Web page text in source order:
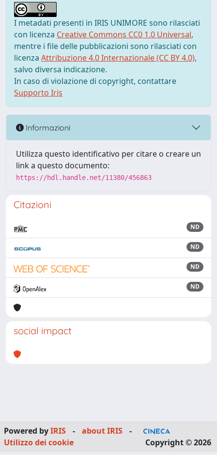
I metadati presenti in IRIS UNIMORE sono rilasciati
con licenza Creative Commons CC0 1.0 Universal,
mentre i file delle pubblicazioni sono rilasciati con
licenza Attribuzione 4.0 Internazionale (CC BY 4.0),
salvo diversa indicazione.
In caso di violazione di copyright, contattare
Supporto Iris
Informazioni
Utilizza questo identificativo per citare o creare un
link a questo documento:
https://hdl.handle.net/11380/456863
Citazioni
ND
ND
ND
ND
social impact
Powered byIRIS - about IRIS
-
Utilizzo dei cookie
Copyright © 2026